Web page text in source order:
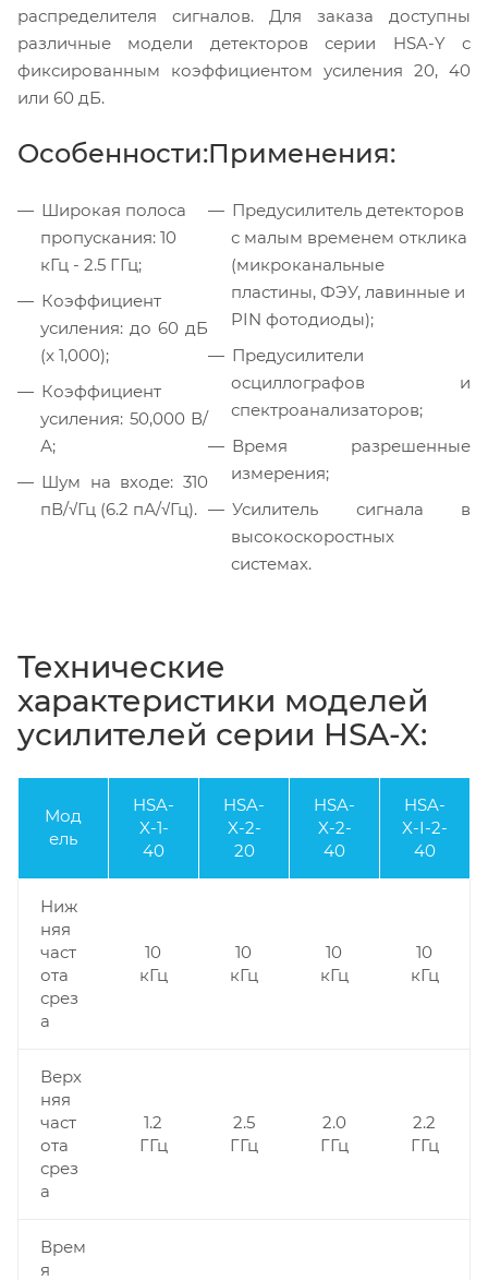
распределителя сигналов. Для заказа доступны
различные модели детекторов серии HSA-Y с
фиксированным коэффициентом усиления 20, 40
или 60 дБ.
Особенности:
Широкая полоса
пропускания: 10
кГц - 2.5 ГГц;
Коэффициент
усиления: до 60 дБ
(x 1,000);
Коэффициент
усиления: 50,000 В/
А;
Шум на входе: 310
пВ/√Гц (6.2 пА/√Гц).
Применения:
Предусилитель детекторов
с малым временем отклика
(микроканальные
пластины, ФЭУ, лавинные и
PIN фотодиоды);
Предусилители
осциллографов и
спектроанализаторов;
Время разрешенные
измерения;
Усилитель сигнала в
высокоскоростных
системах.
Технические
характеристики моделей
усилителей серии HSA-X:
Мод
ель
HSA-
X-1-
40
HSA-
X-2-
20
HSA-
X-2-
40
HSA-
X-I-2-
40
Ниж
няя
част
ота
срез
а
10
кГц
10
кГц
10
кГц
10
кГц
Верх
няя
част
ота
срез
а
1.2
ГГц
2.5
ГГц
2.0
ГГц
2.2
ГГц
Врем
я